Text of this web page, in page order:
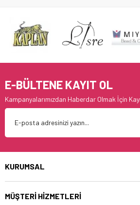
E-BÜLTENE KAYIT OL
Kampanyalarımızdan Haberdar Olmak İçin
KURUMSAL
MÜŞTERİ HİZMETLERİ